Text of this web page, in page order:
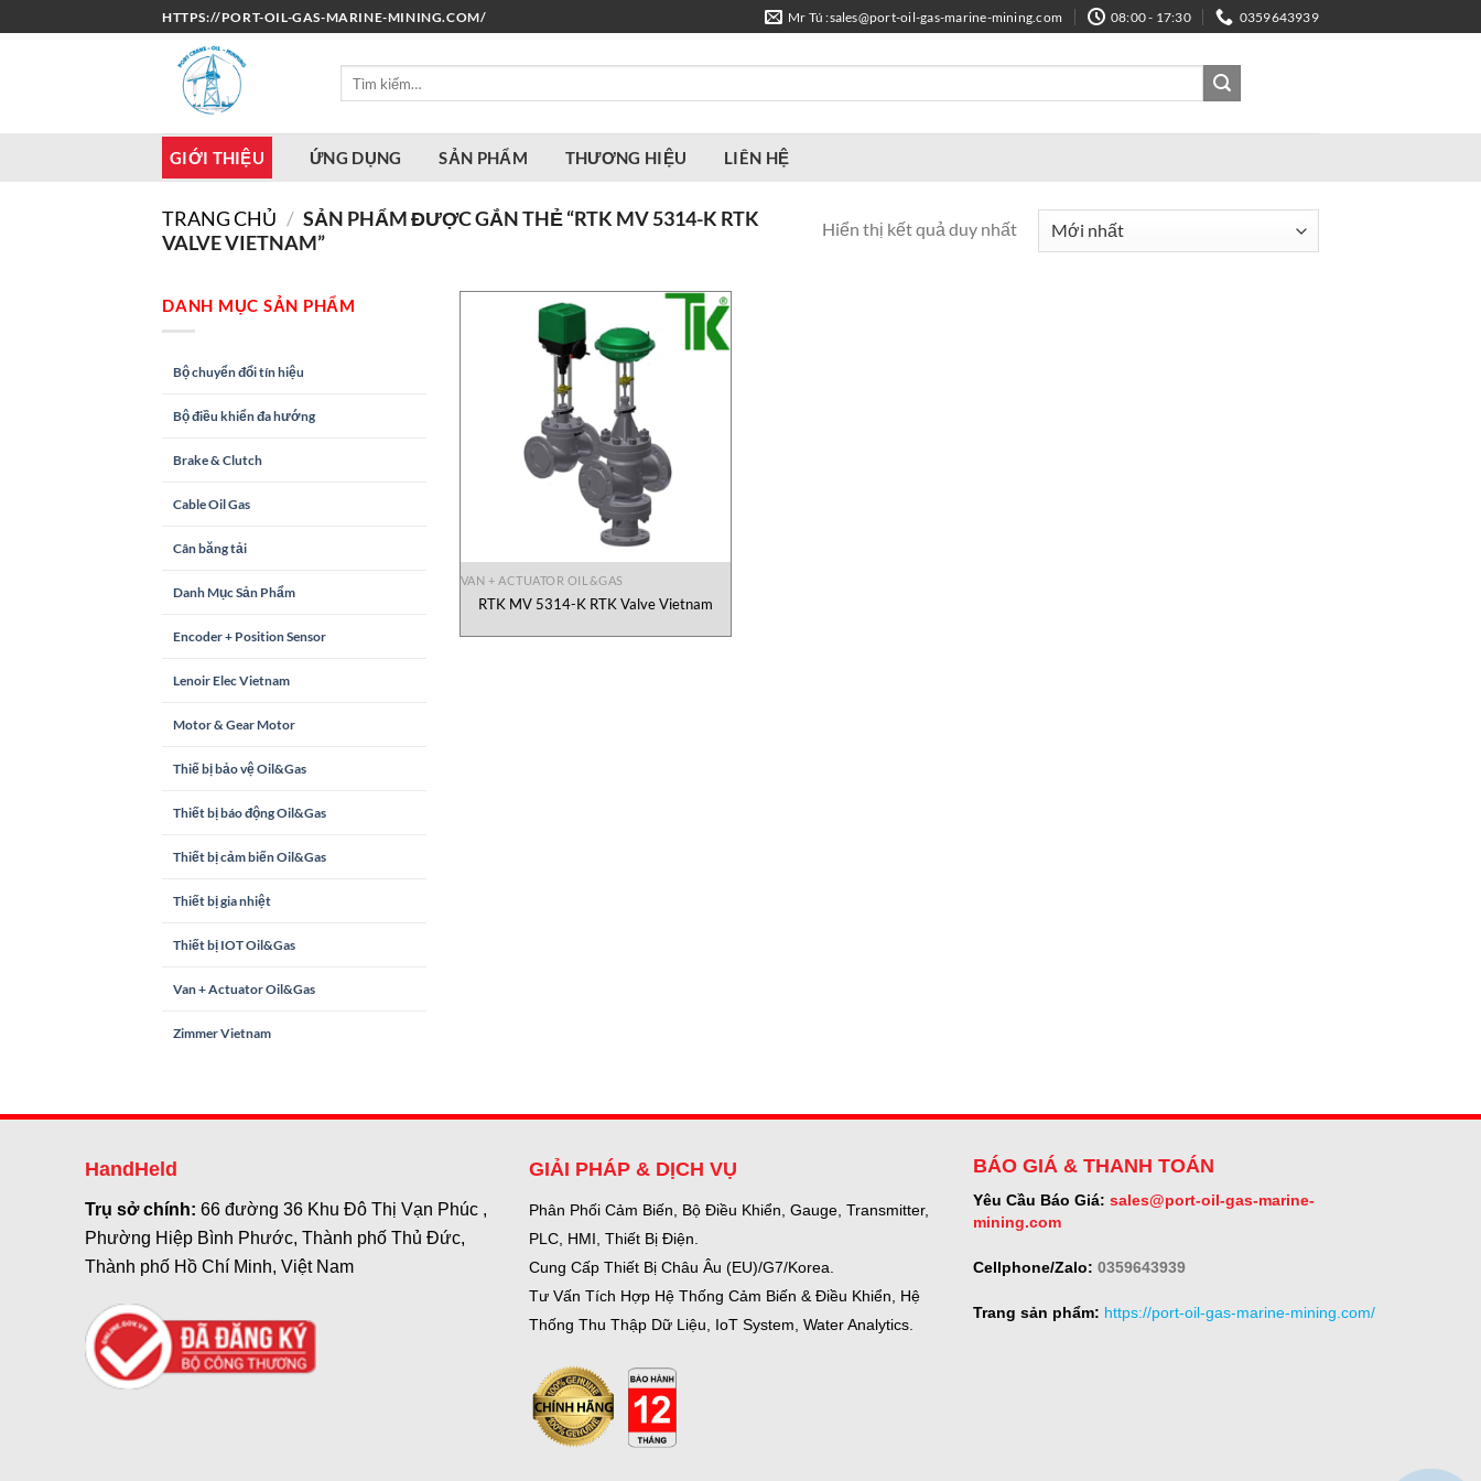
qua
HTTPS://PORT-OIL-GAS-MARINE-MINING.COM/ Mr Tú :sales@port-oil-gas-marine-mining.com 08:00 - 17:30 0359643939
GIỚI THIỆU ỨNG DỤNG SẢN PHẨM THƯƠNG HIỆU LIÊN HỆ
TRANG CHỦ / SẢN PHẨM ĐƯỢC GẮN THẺ “RTK MV 5314-K RTK
VALVE VIETNAM”
Hiển thị kết quả duy nhất
DANH MỤC SẢN PHẨM
Bộ chuyển đổi tín hiệu
Bộ điều khiển đa hướng
Brake & Clutch
Cable Oil Gas
Cân băng tải
Danh Mục Sản Phẩm
Encoder + Position Sensor
Lenoir Elec Vietnam
Motor & Gear Motor
Thiế bị bảo vệ Oil&Gas
Thiết bị báo động Oil&Gas
Thiết bị cảm biến Oil&Gas
Thiết bị gia nhiệt
Thiết bị IOT Oil&Gas
Van + Actuator Oil&Gas
Zimmer Vietnam
VAN + ACTUATOR OIL&GAS
RTK MV 5314-K RTK Valve Vietnam
HandHeld
Trụ sở chính: 66 đường 36 Khu Đô Thị Vạn Phúc ,
Phường Hiệp Bình Phước, Thành phố Thủ Đức,
Thành phố Hồ Chí Minh, Việt Nam
GIẢI PHÁP & DỊCH VỤ
Phân Phối Cảm Biến, Bộ Điều Khiển, Gauge, Transmitter,
PLC, HMI, Thiết Bị Điện.
Cung Cấp Thiết Bị Châu Âu (EU)/G7/Korea.
Tư Vấn Tích Hợp Hệ Thống Cảm Biến & Điều Khiển, Hệ
Thống Thu Thập Dữ Liệu, IoT System, Water Analytics.
BÁO GIÁ & THANH TOÁN
Yêu Cầu Báo Giá: sales@port-oil-gas-marine-
mining.com
Cellphone/Zalo: 0359643939
Trang sản phẩm: https://port-oil-gas-marine-mining.com/